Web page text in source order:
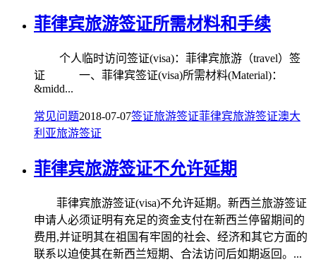
菲律宾旅游签证所需材料和手续
个人临时访问签证(visa)：菲律宾旅游（travel）签
证 一、菲律宾签证(visa)所需材料(Material)：
&midd...
常见问题2018-07-07签证旅游签证菲律宾旅游签证澳大
利亚旅游签证
菲律宾旅游签证不允许延期
菲律宾旅游签证(visa)不允许延期。新西兰旅游签证
申请人必须证明有充足的资金支付在新西兰停留期间的
费用,并证明其在祖国有牢固的社会、经济和其它方面的
联系以迫使其在新西兰短期、合法访问后如期返回。...